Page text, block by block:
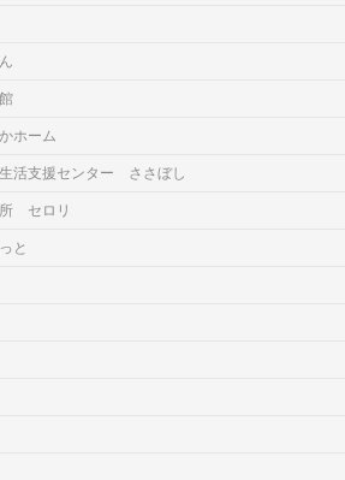
ホーム
活支援センター ささぼし
セロリ
と